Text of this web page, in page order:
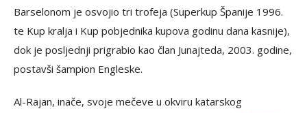
Barselonom je osvojio tri trofeja (Superkup Španije 1996.
te Kup kralja i Kup pobjednika kupova godinu dana kasnije),
dok je posljednji prigrabio kao član Junajteda, 2003. godine,
postavši šampion Engleske.
Al-Rajan, inače, svoje mečeve u okviru katarskog